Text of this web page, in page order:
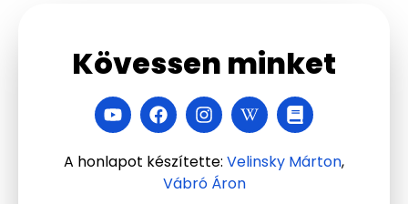
Kövessen minket
A honlapot készítette: Velinsky Márton,
Vábró Áron